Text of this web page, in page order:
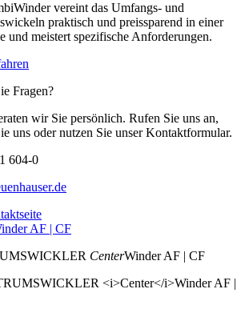
vereint das Umfangs- und
praktisch und preissparend in einer
und meistert spezifische Anforderungen.
Fragen?
wir Sie persönlich. Rufen Sie uns an,
uns oder nutzen Sie unser Kontaktformular.
604-0
AF | CF
CenterWinder AF | CF